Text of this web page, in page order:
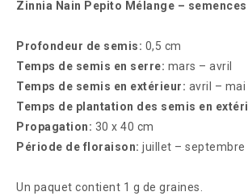
Zinnia Nain Pepito Mélange – semences
Profondeur de semis: 0,5 cm
Temps de semis en serre: mars – avril
Temps de semis en extérieur: avril – mai
Temps de plantation des semis en
Propagation: 30 x 40 cm
Période de floraison: juillet – septembre
Un paquet contient 1 g de graines.